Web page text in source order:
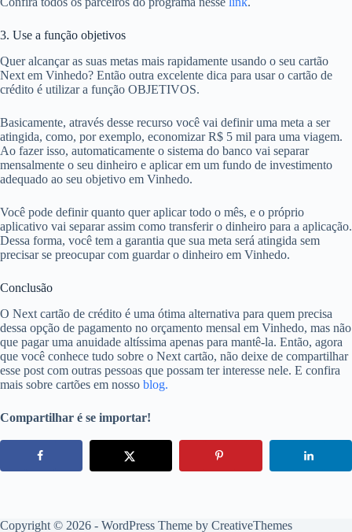
3. Use a função objetivos
Quer alcançar as suas metas mais rapidamente usando o seu cartão
Next em Vinhedo? Então outra excelente dica para usar o cartão de
crédito é utilizar a função OBJETIVOS.
Basicamente, através desse recurso você vai definir uma meta a ser
atingida, como, por exemplo, economizar R$ 5 mil para uma viagem.
Ao fazer isso, automaticamente o sistema do banco vai separar
mensalmente o seu dinheiro e aplicar em um fundo de investimento
adequado ao seu objetivo em Vinhedo.
Você pode definir quanto quer aplicar todo o mês, e o próprio
aplicativo vai separar assim como transferir o dinheiro para a aplicação.
Dessa forma, você tem a garantia que sua meta será atingida sem
precisar se preocupar com guardar o dinheiro em Vinhedo.
Conclusão
O Next cartão de crédito é uma ótima alternativa para quem precisa
dessa opção de pagamento no orçamento mensal em Vinhedo, mas não
que pagar uma anuidade altíssima apenas para mantê-la. Então, agora
que você conhece tudo sobre o Next cartão, não deixe de compartilhar
esse post com outras pessoas que possam ter interesse nele. E confira
mais sobre cartões em nosso blog.
Compartilhar é se importar!
Copyright © 2026 - WordPress Theme by CreativeThemes